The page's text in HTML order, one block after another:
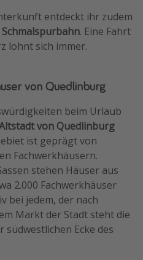
entdeckt ihr zudem
. Eine Fahrt
lohnt sich immer.
von Quedlinburg
beim Urlaub
von Quedlinburg
ist geprägt von
Fachwerkhäusern.
stehen Häuser aus
2.000 Fachwerkhäuser
bei jedem, der nach
Markt der Stadt steht die
südwestlichen Ecke des